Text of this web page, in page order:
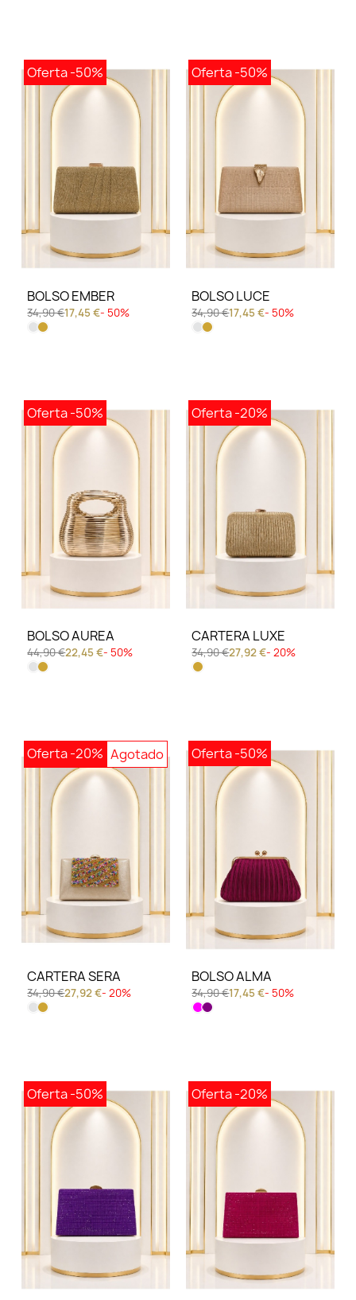
Oferta-50%
BOLSO EMBER
34,90 €17,45 €- 50%
Oferta-50%
BOLSO LUCE
34,90 €17,45 €- 50%
Oferta-50%
BOLSO AUREA
44,90 €22,45 €- 50%
Oferta-20%
CARTERA LUXE
34,90 €27,92 €- 20%
Oferta-20%
CARTERA SERA
34,90 €27,92 €- 20%
Oferta-50%
BOLSO ALMA
34,90 €17,45 €- 50%
Oferta-50% Oferta-20%